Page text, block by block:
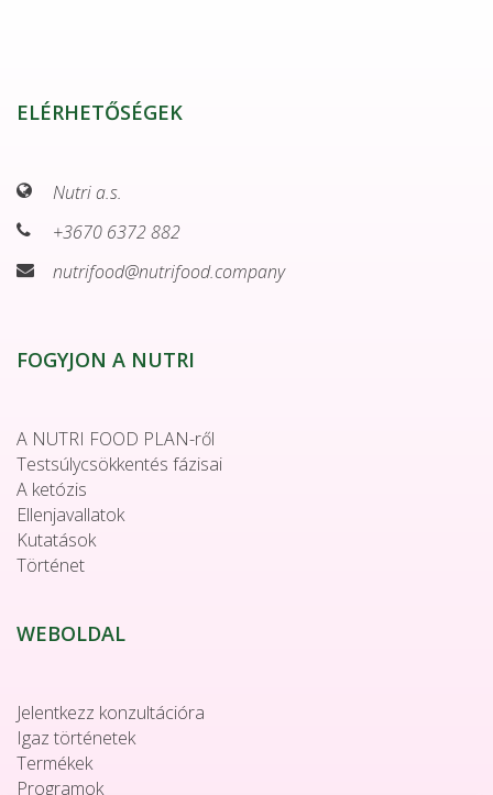
ELÉRHETŐSÉGEK
Nutri a.s.
+3670 6372 882
nutrifood@nutrifood.company
FOGYJON A NUTRI
A NUTRI FOOD PLAN-ről
Testsúlycsökkentés fázisai
A ketózis
Ellenjavallatok
Kutatások
Történet
WEBOLDAL
Jelentkezz konzultációra
Igaz történetek
Termékek
Programok